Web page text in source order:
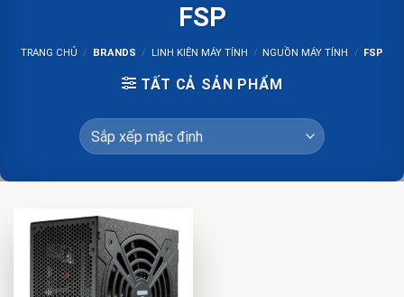
FSP
TRANG CHỦ / BRANDS / LINH KIỆN MÁY TÍNH / NGUỒN MÁY TÍNH / FSP
TẤT CẢ SẢN PHẨM